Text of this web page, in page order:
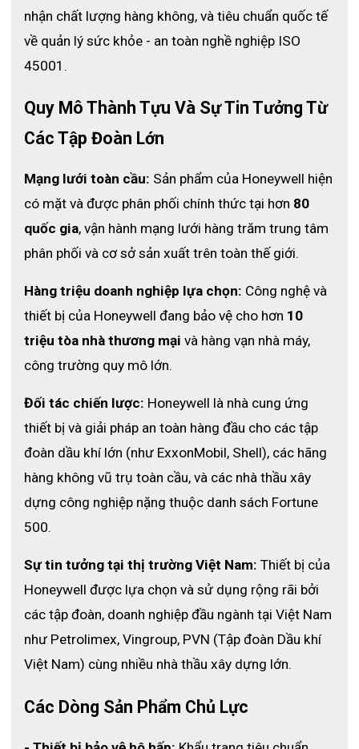
nhận chất lượng hàng không, và tiêu chuẩn quốc tế
về quản lý sức khỏe - an toàn nghề nghiệp ISO
45001.
Quy Mô Thành Tựu Và Sự Tin Tưởng Từ
Các Tập Đoàn Lớn
Mạng lưới toàn cầu: Sản phẩm của Honeywell hiện
có mặt và được phân phối chính thức tại hơn 80
quốc gia, vận hành mạng lưới hàng trăm trung tâm
phân phối và cơ sở sản xuất trên toàn thế giới.
Hàng triệu doanh nghiệp lựa chọn: Công nghệ và
thiết bị của Honeywell đang bảo vệ cho hơn 10
triệu tòa nhà thương mại và hàng vạn nhà máy,
công trường quy mô lớn.
Đối tác chiến lược: Honeywell là nhà cung ứng
thiết bị và giải pháp an toàn hàng đầu cho các tập
đoàn dầu khí lớn (như ExxonMobil, Shell), các hãng
hàng không vũ trụ toàn cầu, và các nhà thầu xây
dựng công nghiệp nặng thuộc danh sách Fortune
500.
Sự tin tưởng tại thị trường Việt Nam: Thiết bị của
Honeywell được lựa chọn và sử dụng rộng rãi bởi
các tập đoàn, doanh nghiệp đầu ngành tại Việt Nam
như Petrolimex, Vingroup, PVN (Tập đoàn Dầu khí
Việt Nam) cùng nhiều nhà thầu xây dựng lớn.
Các Dòng Sản Phẩm Chủ Lực